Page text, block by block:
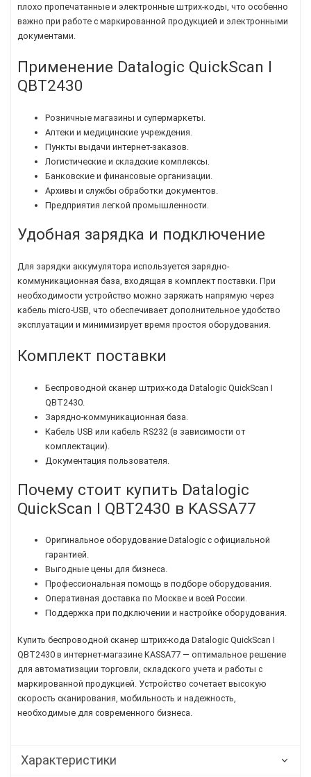
плохо пропечатанные и электронные штрих-коды, что особенно
важно при работе с маркированной продукцией и электронными
документами.
Применение Datalogic QuickScan I
QBT2430
Розничные магазины и супермаркеты.
Аптеки и медицинские учреждения.
Пункты выдачи интернет-заказов.
Логистические и складские комплексы.
Банковские и финансовые организации.
Архивы и службы обработки документов.
Предприятия легкой промышленности.
Удобная зарядка и подключение
Для зарядки аккумулятора используется зарядно-
коммуникационная база, входящая в комплект поставки. При
необходимости устройство можно заряжать напрямую через
кабель micro-USB, что обеспечивает дополнительное удобство
эксплуатации и минимизирует время простоя оборудования.
Комплект поставки
Беспроводной сканер штрих-кода Datalogic QuickScan I
QBT2430.
Зарядно-коммуникационная база.
Кабель USB или кабель RS232 (в зависимости от
комплектации).
Документация пользователя.
Почему стоит купить Datalogic
QuickScan I QBT2430 в KASSA77
Оригинальное оборудование Datalogic с официальной
гарантией.
Выгодные цены для бизнеса.
Профессиональная помощь в подборе оборудования.
Оперативная доставка по Москве и всей России.
Поддержка при подключении и настройке оборудования.
Купить беспроводной сканер штрих-кода Datalogic QuickScan I
QBT2430 в интернет-магазине KASSA77 — оптимальное решение
для автоматизации торговли, складского учета и работы с
маркированной продукцией. Устройство сочетает высокую
скорость сканирования, мобильность и надежность,
необходимые для современного бизнеса.
Характеристики